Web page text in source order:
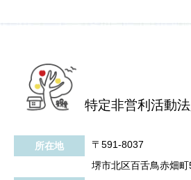
特定非営利活動
所在地
〒591-8037
堺市北区百舌鳥赤畑